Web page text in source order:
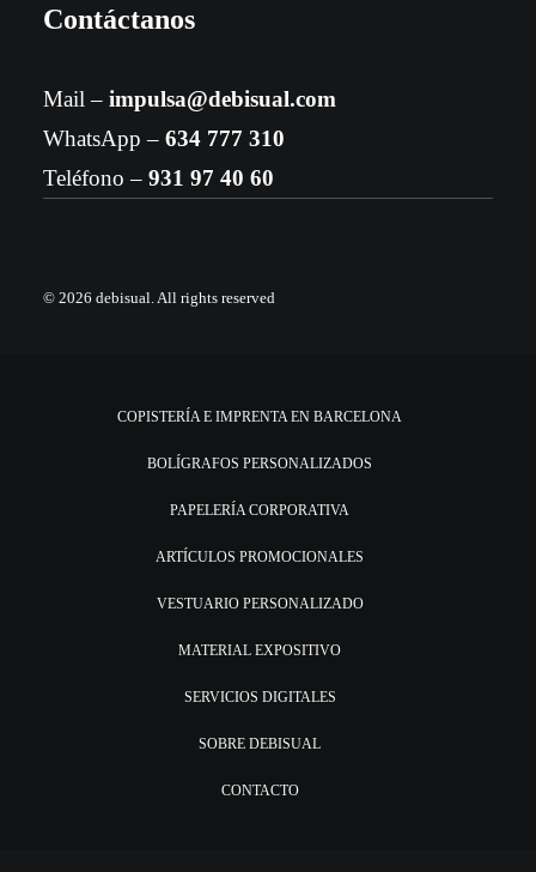
Contáctanos
Mail – impulsa@debisual.com
WhatsApp – 634 777 310
Teléfono – 931 97 40 60
© 2026 debisual.All rights reserved
COPISTERÍA E IMPRENTA EN BARCELONA
BOLÍGRAFOS PERSONALIZADOS
PAPELERÍA CORPORATIVA
ARTÍCULOS PROMOCIONALES
VESTUARIO PERSONALIZADO
MATERIAL EXPOSITIVO
SERVICIOS DIGITALES
SOBRE DEBISUAL
CONTACTO